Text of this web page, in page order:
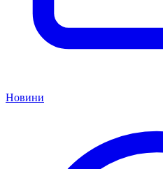
Новини